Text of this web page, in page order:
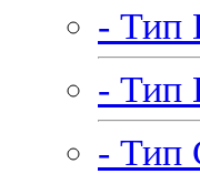
- Тип
- Тип
- Тип